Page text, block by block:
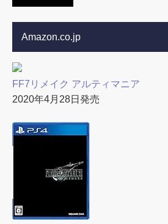
Amazon.co.jp
FF7リメイク アルティマニア
2020年4月28日発売